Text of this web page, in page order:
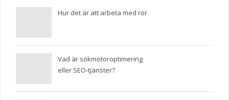
Hur det är att arbeta med rör
Vad är sökmotoroptimering
eller SEO-tjänster?